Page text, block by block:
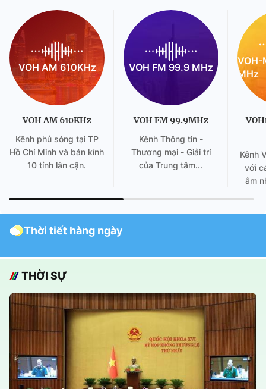
VOH AM 610KHz
VOH AM 610KHz
Kênh phủ sóng tại TP
Hồ Chí Minh và bán kính
10 tỉnh lân cận.
VOH FM 99.9 MHz
VOH FM 99.9MHz
Kênh Thông tin -
Thương mại - Giải trí
của Trung tâm...
VOH-
MHz
Kênh
với
âm
Thời tiết hàng ngày
THỜI SỰ